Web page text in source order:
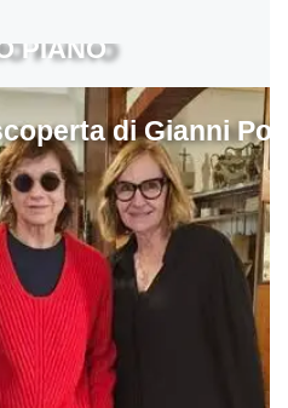
di Gianni
PIANO